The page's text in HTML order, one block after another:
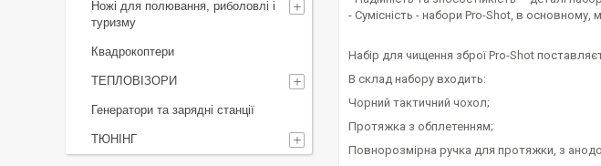
- Сумісність - набори Pro-Shot, в
Набір для чищення зброї Pro-Shot
В склад набору входить:
Чорний тактичний чохол;
Протяжка з обплетенням;
Повнорозмірна ручка для протяжки, з
Ножі для полювання, риболовлі і
туризму
Квадрокоптери
ТЕПЛОВІЗОРИ
Генератори та зарядні станції
ТЮНІНГ